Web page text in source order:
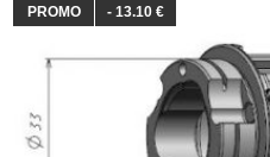
PROMO - 13.10 €